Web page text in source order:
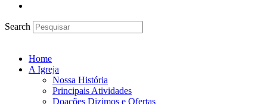
Search
Home
A Igreja
Nossa História
Principais Atividades
Doações Dizimos e Ofertas